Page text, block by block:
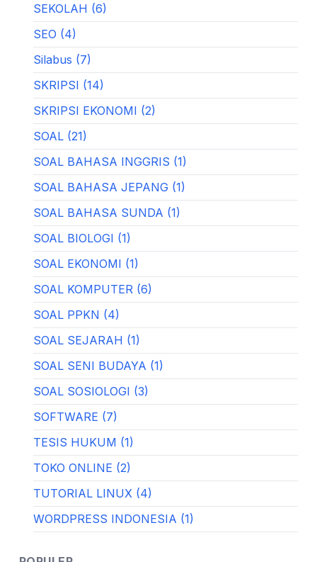
SEKOLAH (6)
SEO (4)
Silabus (7)
SKRIPSI (14)
SKRIPSI EKONOMI (2)
SOAL (21)
SOAL BAHASA INGGRIS (1)
SOAL BAHASA JEPANG (1)
SOAL BAHASA SUNDA (1)
SOAL BIOLOGI (1)
SOAL EKONOMI (1)
SOAL KOMPUTER (6)
SOAL PPKN (4)
SOAL SEJARAH (1)
SOAL SENI BUDAYA (1)
SOAL SOSIOLOGI (3)
SOFTWARE (7)
TESIS HUKUM (1)
TOKO ONLINE (2)
TUTORIAL LINUX (4)
WORDPRESS INDONESIA (1)